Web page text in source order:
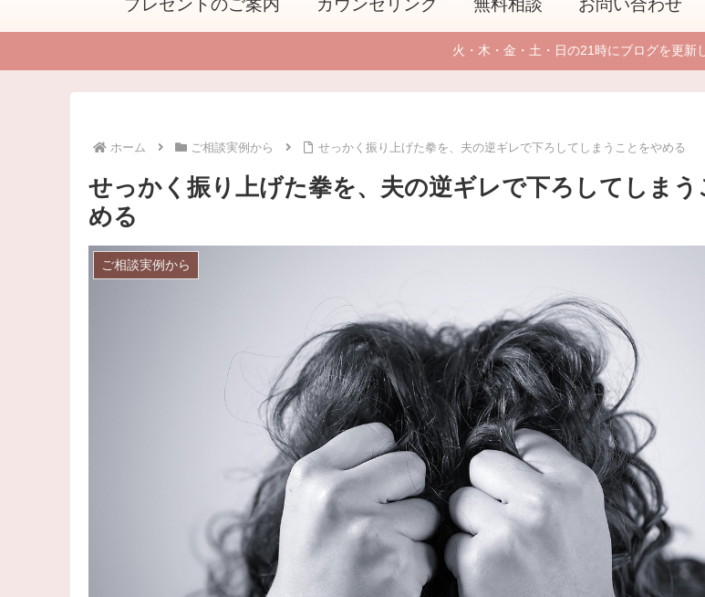
プレゼントのご案内 カウンセリング 無料相談 お問い合わせ
火・木・金・土・日の21時にブログを更新
ホーム ご相談実例から せっかく振り上げた拳を、夫の逆ギレで下ろしてしまうことをやめる
せっかく振り上げた拳を、夫の逆ギレで下ろしてしまう
める
ご相談実例から